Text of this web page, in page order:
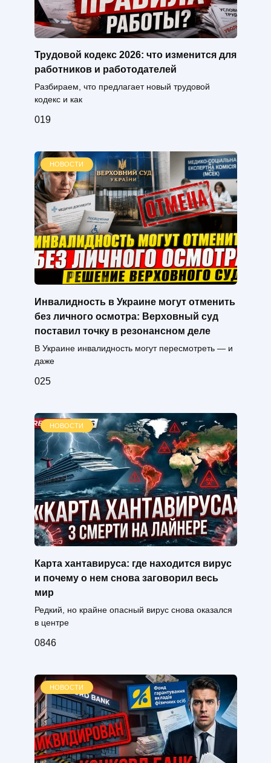
Трудовой кодекс 2026: что изменится для
работников и работодателей
Разбираем, что предлагает новый трудовой
кодекс и как
019
НОВОСТИ
Инвалидность в Украине могут отменить
без личного осмотра: Верховный суд
поставил точку в резонансном деле
В Украине инвалидность могут пересмотреть — и
даже
025
НОВОСТИ
Карта хантавируса: где находится вирус
и почему о нем снова заговорил весь
мир
Редкий, но крайне опасный вирус снова оказался
в центре
0846
НОВОСТИ